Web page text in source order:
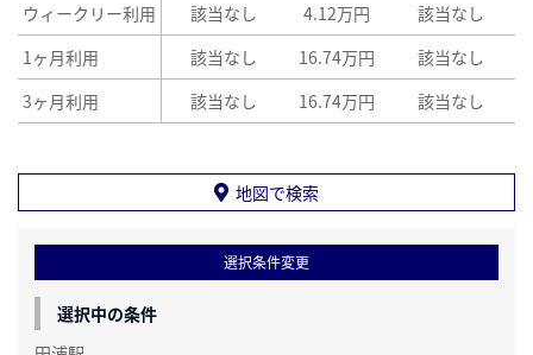
ウィークリー利用 該当なし 4.12万円 該当なし
1ヶ月利用
該当なし 16.74万円 該当なし
3ヶ月利用
該当なし 16.74万円 該当なし
地図で検索
選択条件変更
選択中の条件